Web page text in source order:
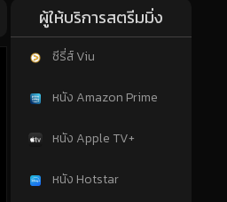
ผู้ให้บริการสตรีมมิ่ง
ซีรี่ส์ Viu
หนัง Amazon Prime
หนัง Apple TV+
หนัง Hotstar